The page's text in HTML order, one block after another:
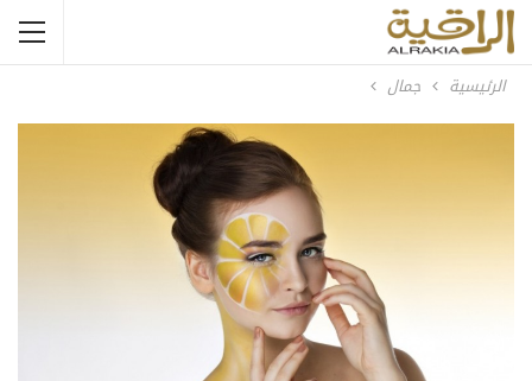
الرئيسية جمال